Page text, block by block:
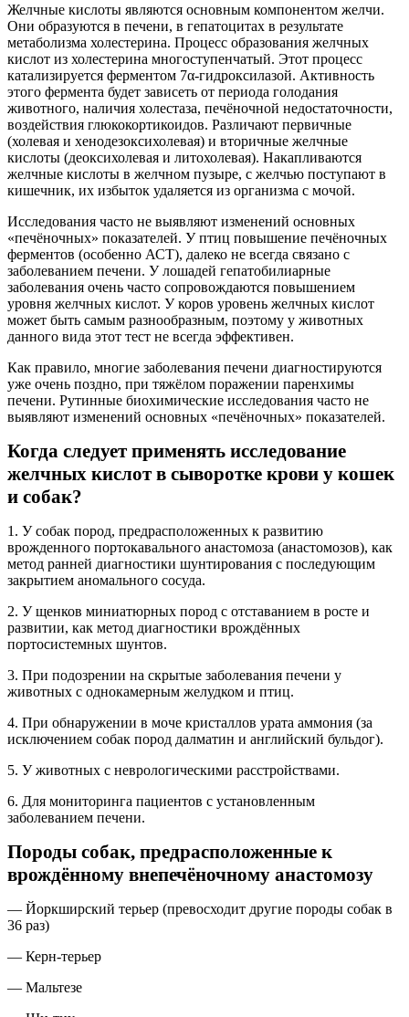
Желчные кислоты являются основным компонентом желчи.
Они образуются в печени, в гепатоцитах в результате
метаболизма холестерина. Процесс образования желчных
кислот из холестерина многоступенчатый. Этот процесс
катализируется ферментом 7α-гидроксилазой. Активность
этого фермента будет зависеть от периода голодания
животного, наличия холестаза, печёночной недостаточности,
воздействия глюкокортикоидов. Различают первичные
(холевая и хенодезоксихолевая) и вторичные желчные
кислоты (деоксихолевая и литохолевая). Накапливаются
желчные кислоты в желчном пузыре, с желчью поступают в
кишечник, их избыток удаляется из организма с мочой.
Исследования часто не выявляют изменений основных
«печёночных» показателей. У птиц повышение печёночных
ферментов (особенно АСТ), далеко не всегда связано с
заболеванием печени. У лошадей гепатобилиарные
заболевания очень часто сопровождаются повышением
уровня желчных кислот. У коров уровень желчных кислот
может быть самым разнообразным, поэтому у животных
данного вида этот тест не всегда эффективен.
Как правило, многие заболевания печени диагностируются
уже очень поздно, при тяжёлом поражении паренхимы
печени. Рутинные биохимические исследования часто не
выявляют изменений основных «печёночных» показателей.
Когда следует применять исследование
желчных кислот в сыворотке крови у кошек
и собак?
1. У собак пород, предрасположенных к развитию
врожденного портокавального анастомоза (анастомозов), как
метод ранней диагностики шунтирования с последующим
закрытием аномального сосуда.
2. У щенков миниатюрных пород с отставанием в росте и
развитии, как метод диагностики врождённых
портосистемных шунтов.
3. При подозрении на скрытые заболевания печени у
животных с однокамерным желудком и птиц.
4. При обнаружении в моче кристаллов урата аммония (за
исключением собак пород далматин и английский бульдог).
5. У животных с неврологическими расстройствами.
6. Для мониторинга пациентов с установленным
заболеванием печени.
Породы собак, предрасположенные к
врождённому внепечёночному анастомозу
— Йоркширский терьер (превосходит другие породы собак в
36 раз)
— Керн-терьер
— Мальтезе​